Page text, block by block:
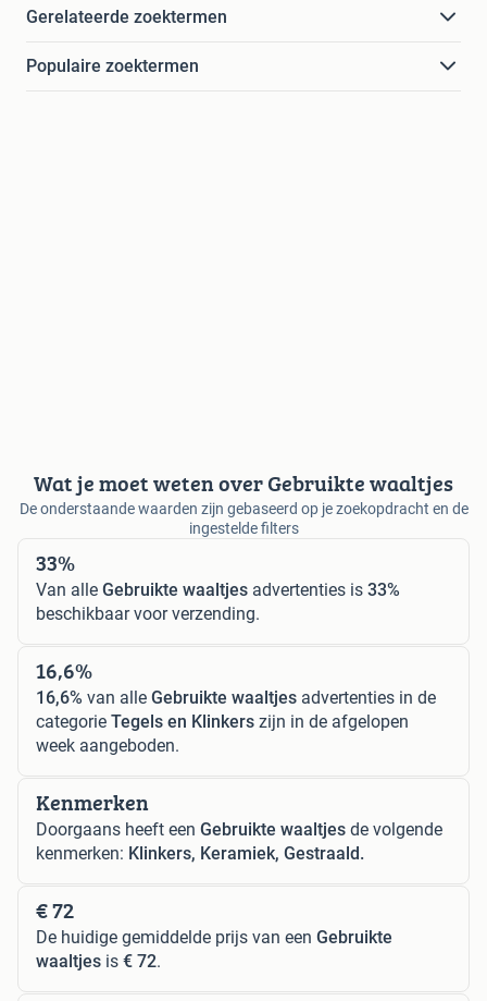
Gerelateerde zoektermen
Populaire zoektermen
Wat je moet weten over Gebruikte waaltjes
De onderstaande waarden zijn gebaseerd op je zoekopdracht en de
ingestelde filters
33%
Van alle Gebruikte waaltjes advertenties is 33%
beschikbaar voor verzending.
16,6%
16,6% van alle Gebruikte waaltjes advertenties in de
categorie Tegels en Klinkers zijn in de afgelopen
week aangeboden.
Kenmerken
Doorgaans heeft een Gebruikte waaltjes de volgende
kenmerken: Klinkers, Keramiek, Gestraald.
€ 72
De huidige gemiddelde prijs van een Gebruikte
waaltjes is € 72.